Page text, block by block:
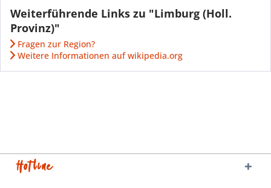
Weiterführende Links zu "Limburg (Holl.
Provinz)"
Fragen zur Region?
Weitere Informationen auf wikipedia.org
Hotline